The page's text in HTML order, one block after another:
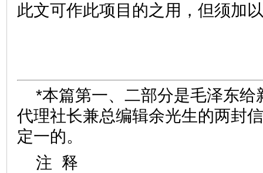
此文可作此项目的之用，但须加
*本篇第一、二部分是毛泽东给
代理社长兼总编辑余光生的两封
定一的。
注 释